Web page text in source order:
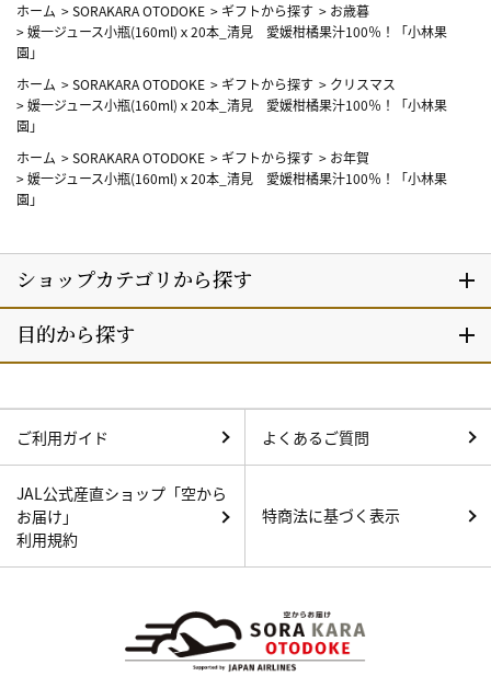
ホーム >SORAKARA OTODOKE > ギフトから探す > お歳暮
>媛一ジュース小瓶(160ml)ｘ20本_清見 愛媛柑橘果汁100％！「小林果
園」
ホーム >SORAKARA OTODOKE > ギフトから探す > クリスマス
>媛一ジュース小瓶(160ml)ｘ20本_清見 愛媛柑橘果汁100％！「小林果
園」
ホーム >SORAKARA OTODOKE > ギフトから探す > お年賀
>媛一ジュース小瓶(160ml)ｘ20本_清見 愛媛柑橘果汁100％！「小林果
園」
ご利用ガイド よくあるご質問
JAL公式産直ショップ「空から
お届け」
利用規約
特商法に基づく表示